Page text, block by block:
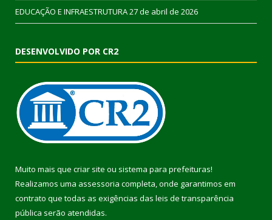
EDUCAÇÃO E INFRAESTRUTURA27 de abril de 2026
DESENVOLVIDO POR CR2
Muito mais que criar site ou sistema para prefeituras!
Realizamos uma assessoria completa, onde garantimos em
contrato que todas as exigências das leis de transparência
pública serão atendidas.